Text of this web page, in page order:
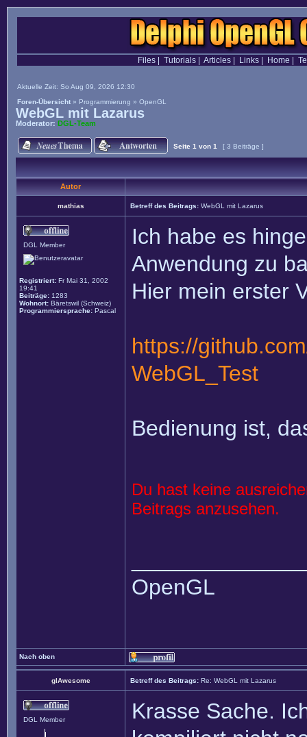
Files| Tutorials| Articles| Links| Home
Aktuelle Zeit: So Aug 09, 2026 12:30
Foren-Übersicht » Programmierung » OpenGL
WebGL mit Lazarus
Moderator: DGL-Team
Seite 1 von 1 [ 3 Beiträge ]
Autor
mathias Betreff des Beitrags: WebGL mit Lazarus
DGL Member
Registriert: Fr Mai 31, 2002
19:41
Beiträge: 1283
Wohnort: Bäretswil (Schweiz)
Programmiersprache: Pascal
Ich habe es
Anwendung zu
Hier mein erster
https://
WebGL_Test
Bedienung ist,
Du hast keine
Beitrags anzusehen.
OpenGL
Nach oben
glAwesome Betreff des Beitrags: Re: WebGL mit Lazarus
DGL Member
Krasse Sache.